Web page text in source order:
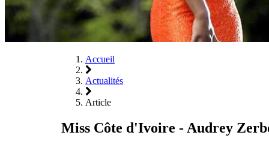
Accueil
Actualités
Article
Miss Côte d'Ivoire - Audrey